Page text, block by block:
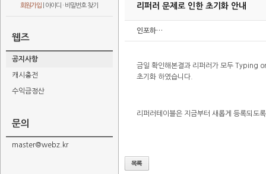
회원가입 아이디 · 비밀번호 찾기
웹즈
공지사항
캐시충전
수익금정산
문의
master@webz.kr
리퍼러 문제로 인한 초기화 안내
인포하…
금일 확인해본결과 리퍼러가 모두 Typing
초기화 하였습니다.
리퍼러테이블은 지금부터 새롭게 등록되도